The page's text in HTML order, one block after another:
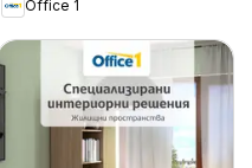
Office 1